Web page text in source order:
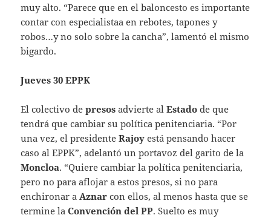
muy alto. “Parece que en el baloncesto es importante
contar con especialistaa en rebotes, tapones y
robos…y no solo sobre la cancha”, lamentó el mismo
bigardo.
Jueves 30 EPPK
El colectivo depresosadvierte alEstadode que
tendrá que cambiar su política penitenciaria. “Por
una vez, el presidente Rajoy está pensando hacer
caso al EPPK”, adelantó un portavoz del garito de la
Moncloa. “Quiere cambiar la política penitenciaria,
pero no para aflojar a estos presos, si no para
enchironar aAznar con ellos, al menos hasta que se
termine laConvención del PP. Suelto es muy